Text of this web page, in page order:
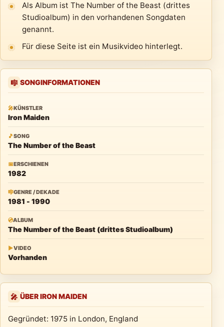
Als Album ist The Number of the Beast (drittes
Studioalbum) in den vorhandenen Songdaten
genannt.
Für diese Seite ist ein Musikvideo hinterlegt.
🎼 SONGINFORMATIONEN
🎤KÜNSTLER
Iron Maiden
🎵SONG
The Number of the Beast
📅ERSCHIENEN
1982
🎼GENRE / DEKADE
1981 - 1990
💿ALBUM
The Number of the Beast (drittes Studioalbum)
▶VIDEO
Vorhanden
🎤 ÜBER IRON MAIDEN
Gegründet: 1975 in London, England